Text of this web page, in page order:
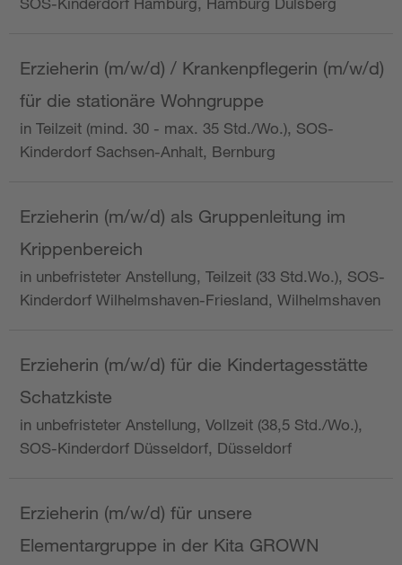
Erzieherin (m/w/d) / Krankenpflegerin (m/w/d)
für die stationäre Wohngruppe
in Teilzeit (mind. 30 - max. 35 Std./Wo.), SOS-
Kinderdorf Sachsen-Anhalt, Bernburg
Erzieherin (m/w/d) als Gruppenleitung im
Krippenbereich
in unbefristeter Anstellung, Teilzeit (33 Std.Wo.), SOS-
Kinderdorf Wilhelmshaven-Friesland, Wilhelmshaven
Erzieherin (m/w/d) für die Kindertagesstätte
Schatzkiste
in unbefristeter Anstellung, Vollzeit (38,5 Std./Wo.),
SOS-Kinderdorf Düsseldorf, Düsseldorf
Erzieherin (m/w/d) für unsere
Elementargruppe in der Kita GROWN